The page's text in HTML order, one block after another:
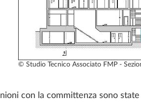
© Studio Tecnico Associato FMP -
con la committenza sono